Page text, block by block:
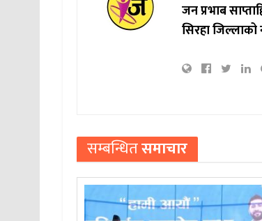
जन प्रभाब
सिरहा
सम्बन्धितसमाचार